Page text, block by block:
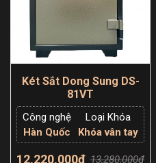
Két Sắt Dong Sung DS-
81VT
Công nghệ
Hàn Quốc
Loại Khóa
Khóa vân tay
12,220,000đ 13,280,000đ